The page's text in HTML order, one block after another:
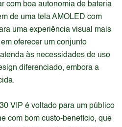
com boa autonomia de bateria
de uma tela AMOLED com
uma experiência visual mais
oferecer um conjunto
às necessidades de uso
diferenciado, embora a
VIP é voltado para um público
com bom custo-benefício, que